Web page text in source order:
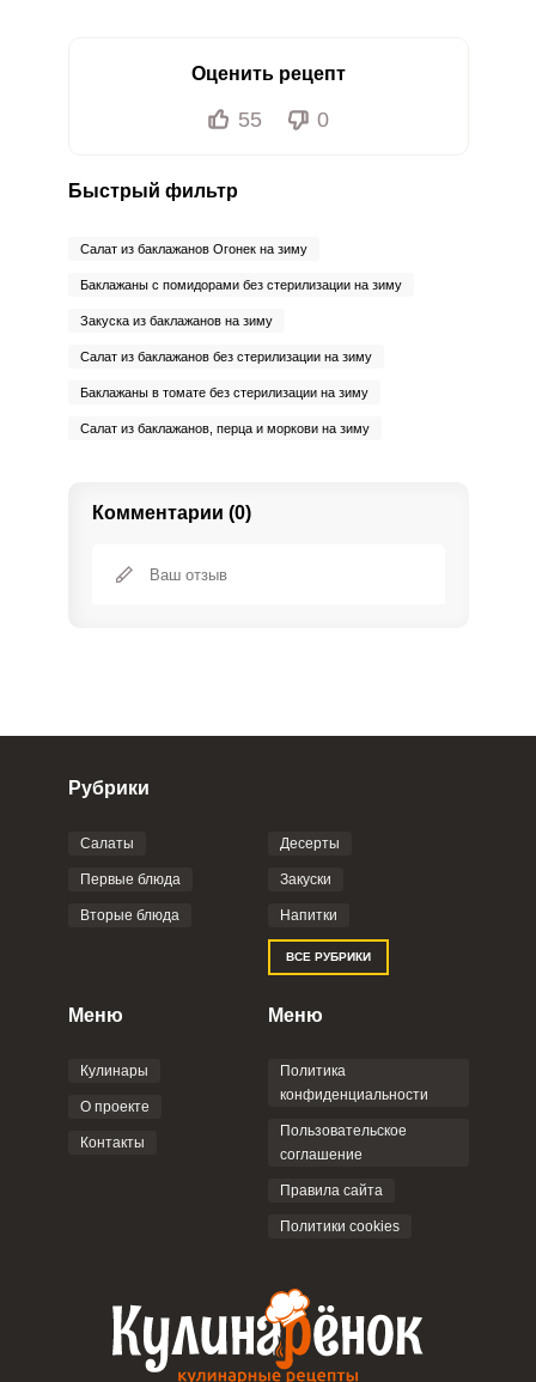
Оценить рецепт
55 0
Быстрый фильтр
Салат из баклажанов Огонек на зиму
Баклажаны с помидорами без стерилизации на зиму
Закуска из баклажанов на зиму
Салат из баклажанов без стерилизации на зиму
Баклажаны в томате без стерилизации на зиму
Салат из баклажанов, перца и моркови на зиму
Комментарии (0)
Фото до 4 шт, до 5 mb
Отправляя эту форму, вы соглашаетесь с
Политикой
Пользовательским
соглашением
Рубрики
Салаты
Первые блюда
Вторые блюда
Десерты
Закуски
Напитки
ВСЕ РУБРИКИ
Меню
Кулинары
О проекте
Контакты
Меню
Политика
конфиденциальности
Пользовательское
соглашение
Правила сайта
Политики cookies